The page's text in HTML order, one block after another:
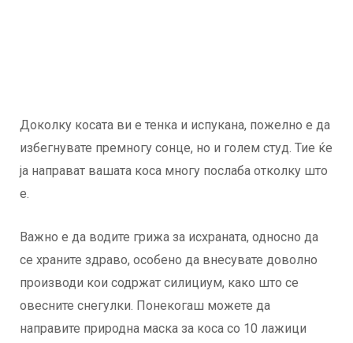
Доколку косата ви е тенка и испукана, пожелно е да
избегнувате премногу сонце, но и голем студ. Тие ќе
ја направат вашата коса многу послаба отколку што
е.
Важно е да водите грижа за исхраната, односно да
се храните здраво, особено да внесувате доволно
производи кои содржат силициум, како што се
овесните снегулки. Понекогаш можете да
направите природна маска за коса со 10 лажици